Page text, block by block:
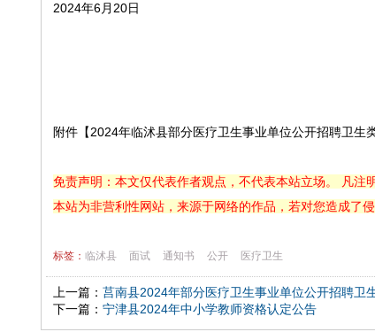
2024年6月20日
附件【2024年临沭县部分医疗卫生事业单位公开招聘卫生
免责声明：本文仅代表作者观点，不代表本站立场。 凡注
本站为非营利性网站，来源于网络的作品，若对您造成了
标签： 临沭县 面试 通知书 公开 医疗卫生
上一篇： 莒南县2024年部分医疗卫生事业单位公开招聘卫
下一篇： 宁津县2024年中小学教师资格认定公告